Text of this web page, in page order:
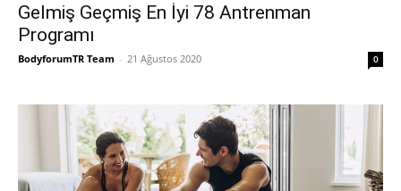
Gelmiş Geçmiş En İyi 78 Antrenman
Programı
BodyforumTR Team - 21 Ağustos 2020 0